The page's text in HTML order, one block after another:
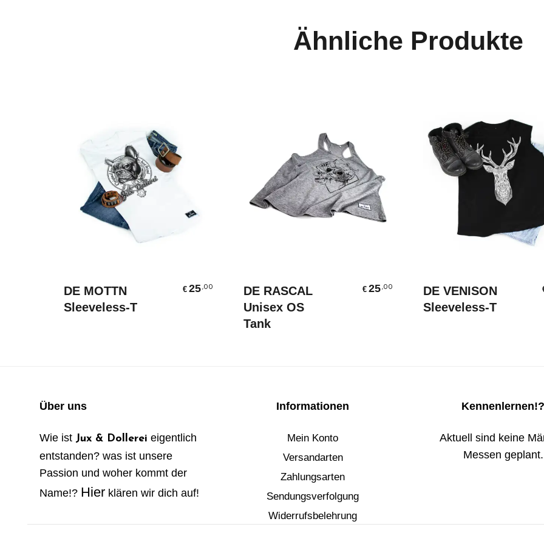
Ähnliche Produkte
DE MOTTN
Sleeveless-T
€ 25,00
DE RASCAL
Unisex OS
Tank
€ 25,00
DE VENISON
Sleeveless-T
Über uns
Wie ist Jux & Dollerei eigentlich
entstanden? was ist unsere
Passion und woher kommt der
Name!? Hier klären wir dich auf!
Informationen
Mein Konto
Versandarten
Zahlungsarten
Sendungsverfolgung
Widerrufsbelehrung
Kennenlernen!?
Aktuell sind keine
Messen geplant.